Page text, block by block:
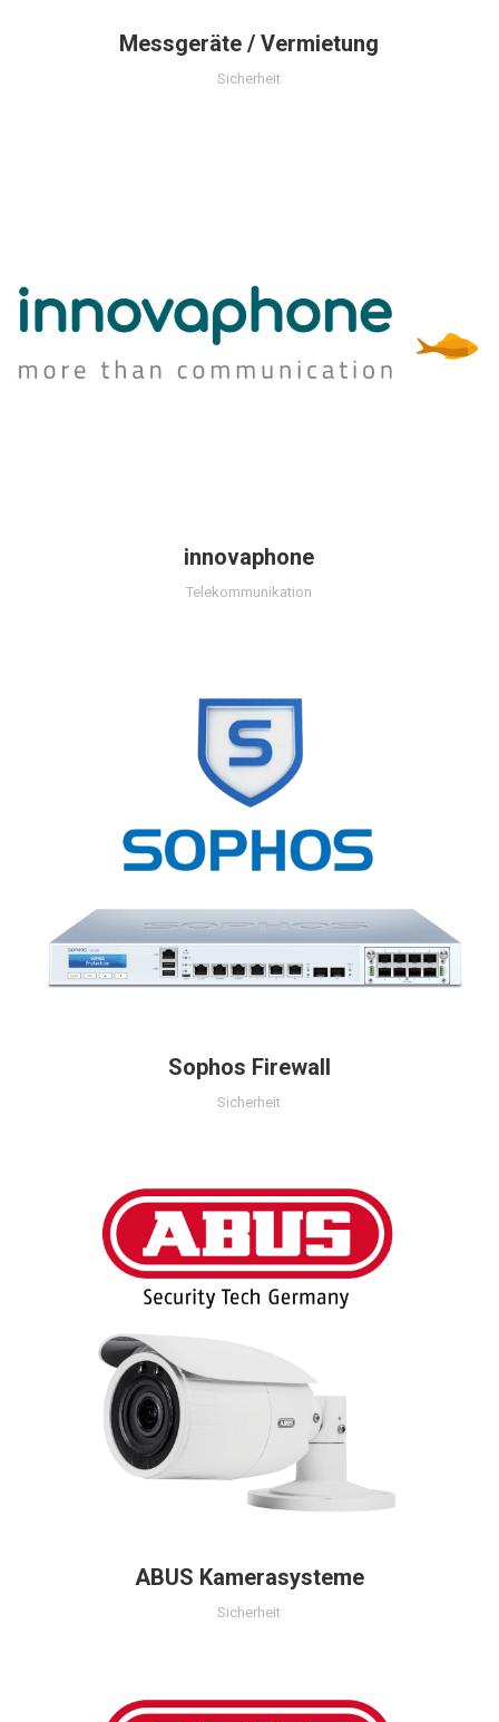
Messgeräte / Vermietung
Sicherheit
innovaphone
Telekommunikation
Sophos Firewall
Sicherheit
ABUS Kamerasysteme
Sicherheit